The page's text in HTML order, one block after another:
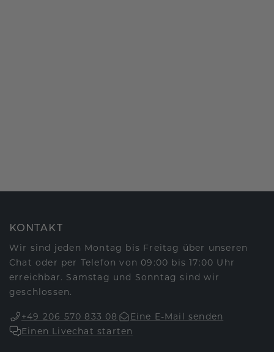
KONTAKT
Wir sind jeden Montag bis Freitag über unseren
Chat oder per Telefon von 09:00 bis 17:00 Uhr
erreichbar. Samstag und Sonntag sind wir
geschlossen.
+49 206 570 833 08
Eine E-Mail senden
Einen Livechat starten